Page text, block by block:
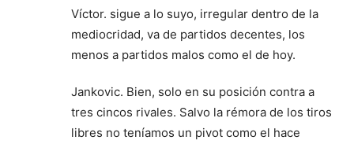
Víctor. sigue a lo suyo, irregular dentro de la
mediocridad, va de partidos decentes, los
menos a partidos malos como el de hoy.
Jankovic. Bien, solo en su posición contra a
tres cincos rivales. Salvo la rémora de los tiros
libres no teníamos un pivot como el hace